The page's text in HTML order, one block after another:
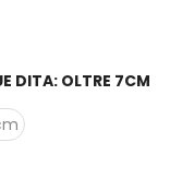
DITA: OLTRE 7CM